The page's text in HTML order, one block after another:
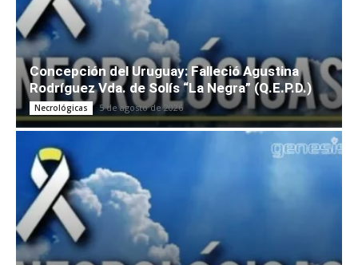
Concepción del Uruguay: Falleció Agustina
Rodríguez Vda. de Solís “La Negra” (Q.E.P.D.)
Necrológicas 5 de agosto de 2026